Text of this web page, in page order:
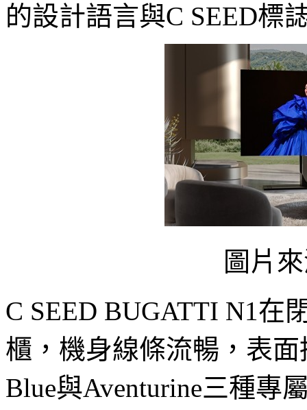
的設計語言與C SEED標
圖片
C SEED BUGATTI N1在
櫃，機身線條流暢，表
Blue與Aventurine三種專